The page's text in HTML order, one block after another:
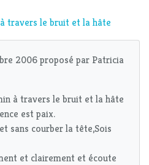
travers le bruit et la hâte
2006 proposé par Patricia
à travers le bruit et la hâte
est paix.
sans courber la tête,Sois
et clairement et écoute